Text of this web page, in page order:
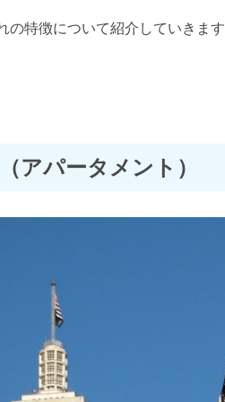
の特徴について紹介していきま
アパータメント）